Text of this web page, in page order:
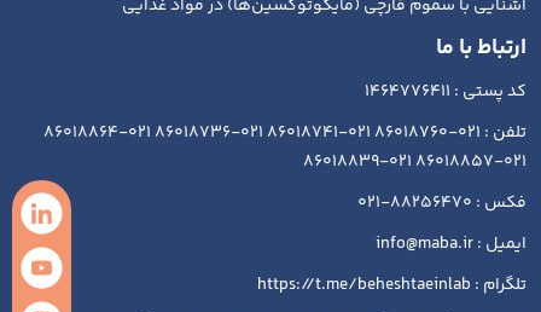
آشنایی با سموم قارچی (مایکوتوکسین‌ها) در مواد غذایی
ارتباط با ما
کد پستی : 1464776411
تلفن : 021-86018760 021-86018741 021-86018736 021-86018864
021-86018857 021-86018839
فکس : 88256470-021
ایمیل : info@maba.ir
تلگرام : https://t.me/beheshtaeinlab